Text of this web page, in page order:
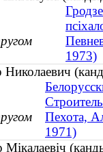
1973)
Пехота,
1971)